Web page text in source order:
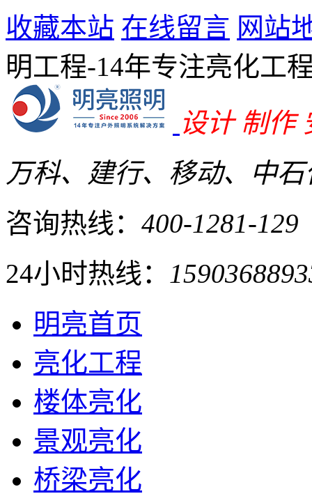
收藏本站 在线留言 网站
明工程-14年专注亮化工
设计 制作
万科、建行、移动、中
咨询热线： 400-1281-129
24小时热线：
明亮首页
亮化工程
楼体亮化
景观亮化
桥梁亮化